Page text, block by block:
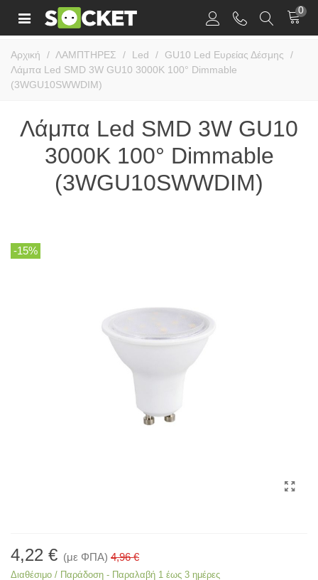
0
Αρχική / ΛΑΜΠΤΗΡΕΣ / Led / GU10 Led Ευρείας Δέσμης
/
Λάμπα Led SMD 3W GU10 3000K 100° Dimmable
(3WGU10SWWDIM)
Λάμπα Led SMD 3W GU10
3000K 100° Dimmable
(3WGU10SWWDIM)
-15%
4,22 € (με ΦΠΑ) 4,96 €
Διαθέσιμο / Παράδοση - Παραλαβή 1 έως 3 ημέρες